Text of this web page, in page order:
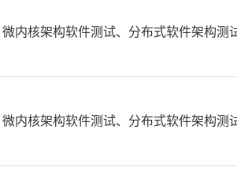
内核架构软件测试、分布式软件架构测
内核架构软件测试、分布式软件架构测